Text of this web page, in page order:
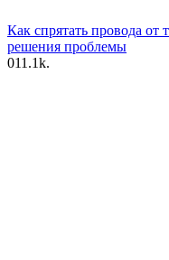
Как спрятать провода от
решения проблемы
011.1k.